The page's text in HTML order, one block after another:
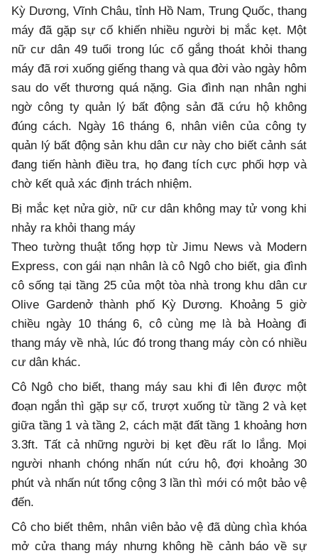
Kỳ Dương, Vĩnh Châu, tỉnh Hồ Nam, Trung Quốc, thang
máy đã gặp sự cố khiến nhiều người bị mắc kẹt. Một
nữ cư dân 49 tuổi trong lúc cố gắng thoát khỏi thang
máy đã rơi xuống giếng thang và qua đời vào ngày hôm
sau do vết thương quá nặng. Gia đình nạn nhân nghi
ngờ công ty quản lý bất động sản đã cứu hộ không
đúng cách. Ngày 16 tháng 6, nhân viên của công ty
quản lý bất động sản khu dân cư này cho biết cảnh sát
đang tiến hành điều tra, họ đang tích cực phối hợp và
chờ kết quả xác định trách nhiệm.
Bị mắc kẹt nửa giờ, nữ cư dân không may tử vong khi
nhảy ra khỏi thang máy
Theo tường thuật tổng hợp từ Jimu News và Modern
Express, con gái nạn nhân là cô Ngô cho biết, gia đình
cô sống tại tầng 25 của một tòa nhà trong khu dân cư
Olive Gardenở thành phố Kỳ Dương. Khoảng 5 giờ
chiều ngày 10 tháng 6, cô cùng mẹ là bà Hoàng đi
thang máy về nhà, lúc đó trong thang máy còn có nhiều
cư dân khác.
Cô Ngô cho biết, thang máy sau khi đi lên được một
đoạn ngắn thì gặp sự cố, trượt xuống từ tầng 2 và kẹt
giữa tầng 1 và tầng 2, cách mặt đất tầng 1 khoảng hơn
3.3ft. Tất cả những người bị kẹt đều rất lo lắng. Mọi
người nhanh chóng nhấn nút cứu hộ, đợi khoảng 30
phút và nhấn nút tổng cộng 3 lần thì mới có một bảo vệ
đến.
Cô cho biết thêm, nhân viên bảo vệ đã dùng chìa khóa
mở cửa thang máy nhưng không hề cảnh báo về sự